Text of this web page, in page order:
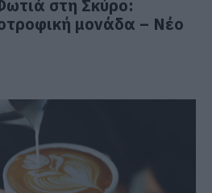
στη Σκύρο:
μονάδα – Νέο